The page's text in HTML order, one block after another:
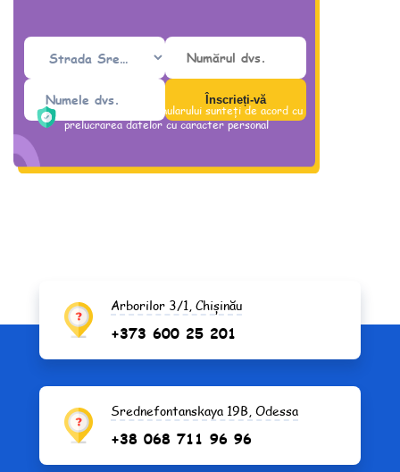
Prin trimiterea formularului sunteți de acord cu
prelucrarea datelor cu caracter personal
Arborilor 3/1, Chișinău
+373 600 25 201
Srednefontanskaya 19B, Odessa
+38 068 711 96 96